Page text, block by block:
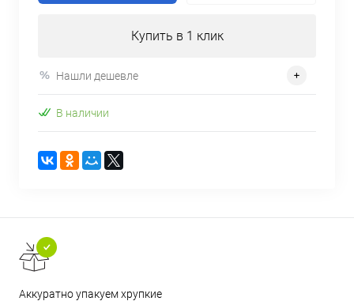
Купить в 1 клик
Нашли дешевле
В наличии
Аккуратно упакуем хрупкие